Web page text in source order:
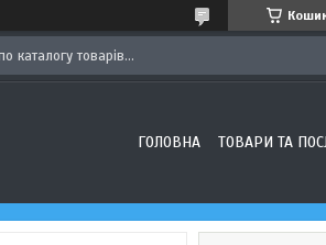
ГОЛОВНА ТОВАРИ ТА